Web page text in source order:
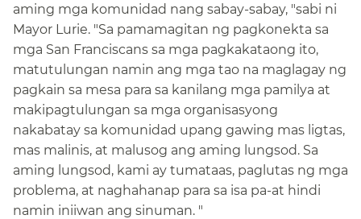
aming mga komunidad nang sabay-sabay, "sabi ni
Mayor Lurie. "Sa pamamagitan ng pagkonekta sa
mga San Franciscans sa mga pagkakataong ito,
matutulungan namin ang mga tao na maglagay ng
pagkain sa mesa para sa kanilang mga pamilya at
makipagtulungan sa mga organisasyong
nakabatay sa komunidad upang gawing mas ligtas,
mas malinis, at malusog ang aming lungsod. Sa
aming lungsod, kami ay tumataas, paglutas ng mga
problema, at naghahanap para sa isa pa-at hindi
namin iniiwan ang sinuman. "​​